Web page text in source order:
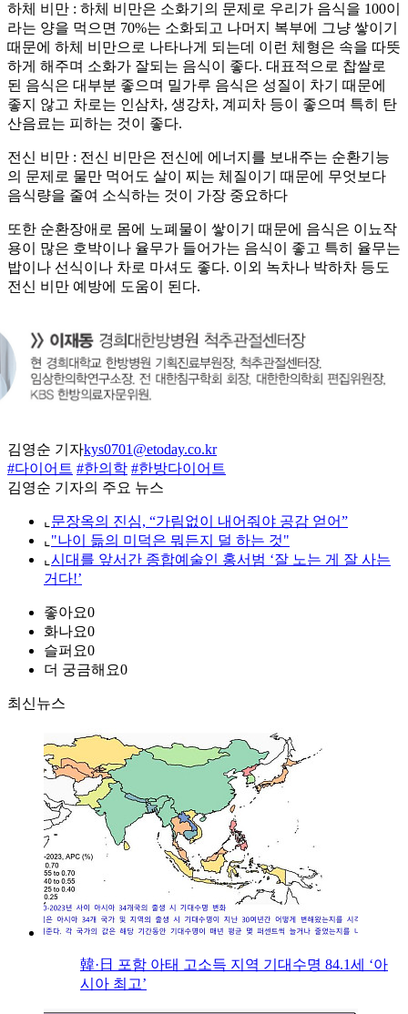
하체 비만 : 하체 비만은 소화기의 문제로 우리가 음식을 100이
라는 양을 먹으면 70%는 소화되고 나머지 복부에 그냥 쌓이기
때문에 하체 비만으로 나타나게 되는데 이런 체형은 속을 따뜻
하게 해주며 소화가 잘되는 음식이 좋다. 대표적으로 찹쌀로
된 음식은 대부분 좋으며 밀가루 음식은 성질이 차기 때문에
좋지 않고 차로는 인삼차, 생강차, 계피차 등이 좋으며 특히 탄
산음료는 피하는 것이 좋다.
전신 비만 : 전신 비만은 전신에 에너지를 보내주는 순환기능
의 문제로 물만 먹어도 살이 찌는 체질이기 때문에 무엇보다
음식량을 줄여 소식하는 것이 가장 중요하다
또한 순환장애로 몸에 노폐물이 쌓이기 때문에 음식은 이뇨작
용이 많은 호박이나 율무가 들어가는 음식이 좋고 특히 율무는
밥이나 선식이나 차로 마셔도 좋다. 이외 녹차나 박하차 등도
전신 비만 예방에 도움이 된다.
김영순 기자kys0701@etoday.co.kr
#다이어트 #한의학 #한방다이어트
김영순 기자의 주요 뉴스
⌞ 문장옥의 진심, “가림없이 내어줘야 공감 얻어”
⌞ "나이 듦의 미덕은 뭐든지 덜 하는 것"
⌞ 시대를 앞서간 종합예술인 홍서범 ‘잘 노는 게 잘 사는
거다!’
좋아요0
화나요0
슬퍼요0
더 궁금해요0
최신뉴스
韓·日 포함 아태 고소득 지역 기대수명 84.1세 ‘아
시아 최고’